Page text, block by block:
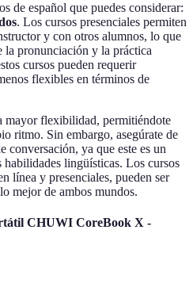
de español que puedes considerar:
. Los cursos presenciales permiten
y con otros alumnos, lo que
la pronunciación y la práctica
cursos pueden requerir
flexibles en términos de
mayor flexibilidad, permitiéndote
ritmo. Sin embargo, asegúrate de
conversación, ya que este es un
habilidades lingüísticas. Los cursos
línea y presenciales, pueden ser
mejor de ambos mundos.
CHUWI CoreBook X -